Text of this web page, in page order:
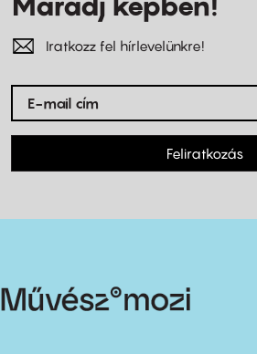
Iratkozz fel hírlevelünkre!
Feliratkozás